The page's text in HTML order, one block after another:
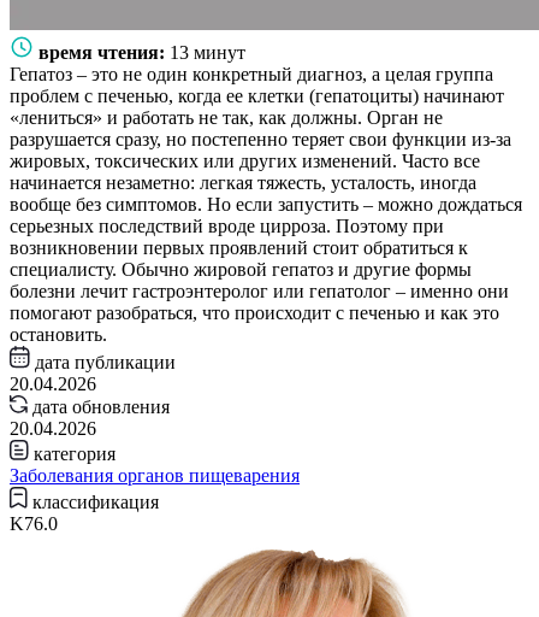
время чтения: 13 минут
Гепатоз – это не один конкретный диагноз, а целая группа
проблем с печенью, когда ее клетки (гепатоциты) начинают
«лениться» и работать не так, как должны. Орган не
разрушается сразу, но постепенно теряет свои функции из-за
жировых, токсических или других изменений. Часто все
начинается незаметно: легкая тяжесть, усталость, иногда
вообще без симптомов. Но если запустить – можно дождаться
серьезных последствий вроде цирроза. Поэтому при
возникновении первых проявлений стоит обратиться к
специалисту. Обычно жировой гепатоз и другие формы
болезни лечит гастроэнтеролог или гепатолог – именно они
помогают разобраться, что происходит с печенью и как это
остановить.
дата публикации
20.04.2026
дата обновления
20.04.2026
категория
Заболевания органов пищеварения
классификация
K76.0